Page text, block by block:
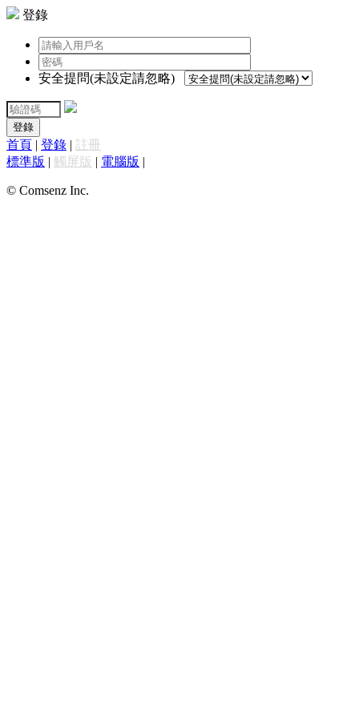
登錄
安全提問(未設定請忽略)
登錄
首頁 | 登錄 | 註冊
標準版 | 觸屏版 | 電腦版 |
© Comsenz Inc.